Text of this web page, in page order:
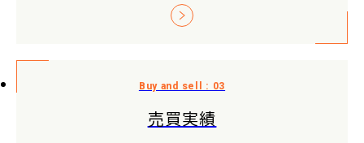
売買実績